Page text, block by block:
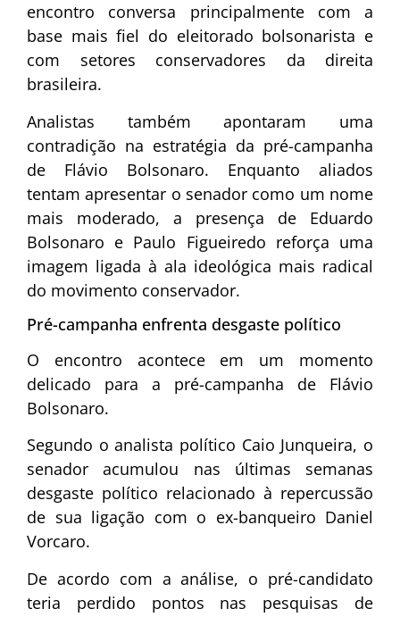
encontro conversa principalmente com a
base mais fiel do eleitorado bolsonarista e
com setores conservadores da direita
brasileira.
Analistas também apontaram uma
contradição na estratégia da pré-campanha
de Flávio Bolsonaro. Enquanto aliados
tentam apresentar o senador como um nome
mais moderado, a presença de Eduardo
Bolsonaro e Paulo Figueiredo reforça uma
imagem ligada à ala ideológica mais radical
do movimento conservador.
Pré-campanha enfrenta desgaste político
O encontro acontece em um momento
delicado para a pré-campanha de Flávio
Bolsonaro.
Segundo o analista político Caio Junqueira, o
senador acumulou nas últimas semanas
desgaste político relacionado à repercussão
de sua ligação com o ex-banqueiro Daniel
Vorcaro.
De acordo com a análise, o pré-candidato
teria perdido pontos nas pesquisas de